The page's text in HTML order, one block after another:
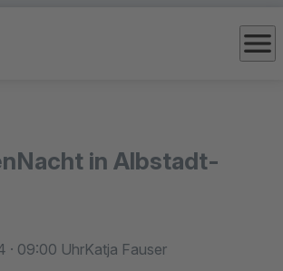
menu
in Albstadt-
· 09:00 UhrKatja Fauser